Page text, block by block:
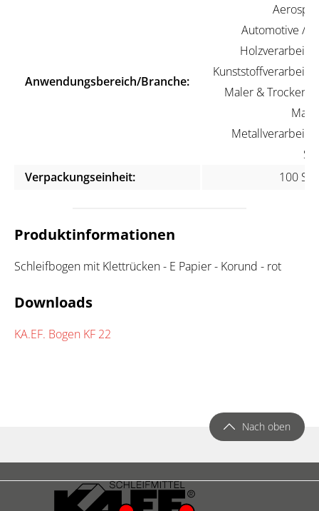
Anwendungsbereich/Branche:
Automotive /
Maler &
Verpackungseinheit:
100
Produktinformationen
Schleifbogen mit Klettrücken - E Papier - Korund - rot
Downloads
KA.EF. Bogen KF 22
Nach oben